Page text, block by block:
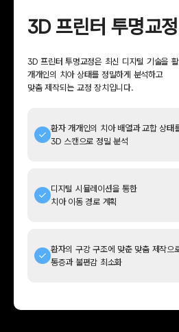
3D 프린터 투명교
3D 프린터 투명교정은 최신 디지털 기술을
개개인의 치아 상태를 정밀하게 분석하고
맞춤 제작되는 교정 장치입니다.
환자 개개인의 치아 배열과 교합 상태
3D 스캔으로 정밀 분석
디지털 시뮬레이션을 통한
치아 이동 경로 계획
환자의 구강 구조에 맞춘 맞춤 제작으
통증과 불편감 최소화